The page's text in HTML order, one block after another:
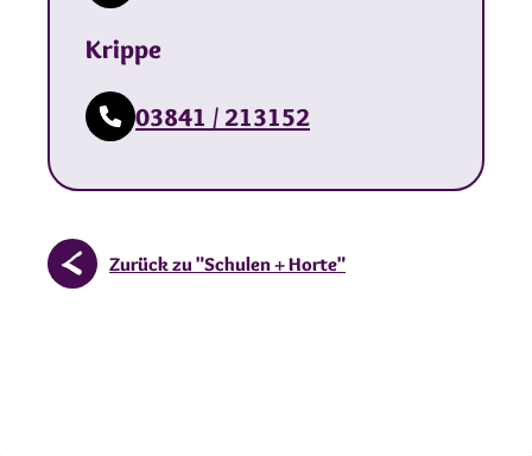
Krippe
03841 / 213152
Zurück zu "Schulen + Horte"